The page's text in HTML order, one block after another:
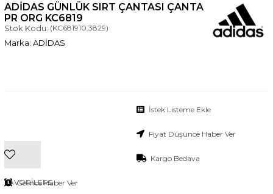
ADIDAS GÜNLÜK SIRT ÇANTASI ÇANTA
PR ORG KC6819
Stok Kodu: (KC681910.3829)
ADİDAS
FAVORILERE
İstek Listeme Ekle
Fiyat Düşünce Haber Ver
Kargo Bedava
Gelince Haber Ver